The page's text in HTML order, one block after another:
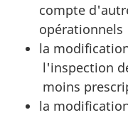
compte
opérationnels
la
l'inspection
moins
la